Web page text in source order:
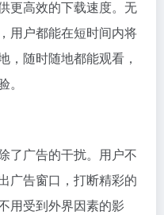
更高效的下载速度。无
用户都能在短时间内将
，随时随地都能观看，
了广告的干扰。用户不
广告窗口，打断精彩的
用受到外界因素的影